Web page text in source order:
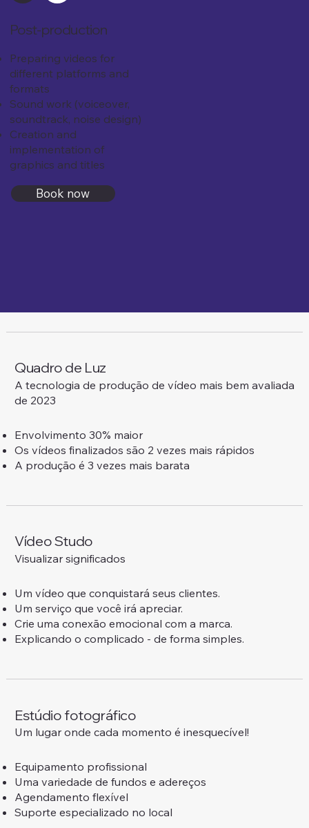
Post-production
Preparing videos for
different platforms and
formats
Sound work (voiceover,
soundtrack, noise design)
Creation and
implementation of
graphics and titles
Book now
Quadro de Luz
A tecnologia de produção de vídeo mais bem avaliada
de 2023
Envolvimento 30% maior
Os vídeos finalizados são 2 vezes mais rápidos
A produção é 3 vezes mais barata
Vídeo Studo
Visualizar significados
Um vídeo que conquistará seus clientes.
Um serviço que você irá apreciar.
Crie uma conexão emocional com a marca.
Explicando o complicado - de forma simples.
Estúdio fotográfico
Um lugar onde cada momento é inesquecível!
Equipamento profissional
Uma variedade de fundos e adereços
Agendamento flexível
Suporte especializado no local